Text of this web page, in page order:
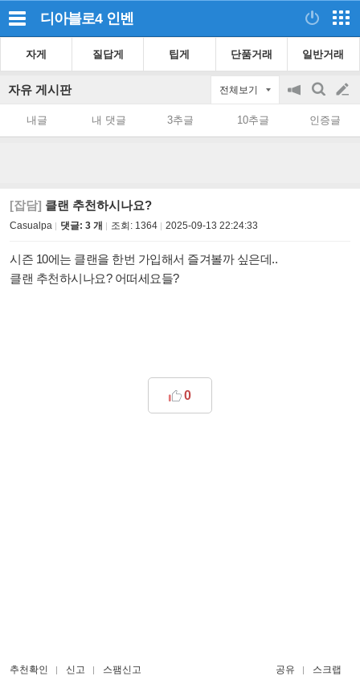
디아블로4 인벤
자게 질답게 팁게 단품거래 일반거래
자유 게시판 전체보기
공
on/off
검
색
글
쓰
내글 내 댓글 3추글 10추글 인증글
[잡담] 클랜 추천하시나요?
Casualpa 댓글: 3 개 조회: 1364 2025-09-13 22:24:33
시즌 10에는 클랜을 한번 가입해서 즐겨볼까 싶은데..
클랜 추천하시나요? 어떠세요들?
0
추천확인 신고 스팸신고 공유 스크랩